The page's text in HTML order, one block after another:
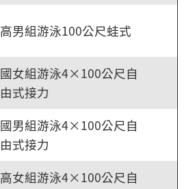
高男組游泳100公尺蛙式
國女組游泳4×100公尺自
由式接力
國男組游泳4×100公尺自
由式接力
高女組游泳4×100公尺自